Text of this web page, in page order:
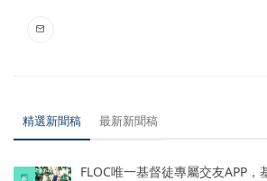
精選新聞稿 最新新聞稿
FLOC唯一基督徒專屬交友APP，